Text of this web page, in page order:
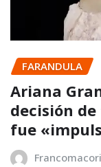
FARANDULA
Ariana
decisión
fue